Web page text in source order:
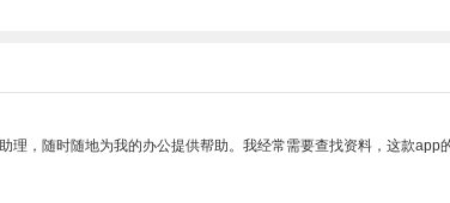
理，随时随地为我的办公提供帮助。我经常需要查找资料，这款app